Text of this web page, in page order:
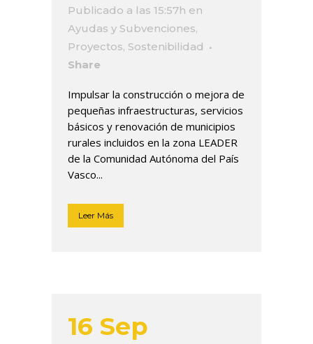
Publicado a las 15:57h en
Ayudas y Subvenciones,
Proyectos, Sostenibilidad
Share
Impulsar la construcción o mejora de
pequeñas infraestructuras, servicios
básicos y renovación de municipios
rurales incluidos en la zona LEADER
de la Comunidad Autónoma del País
Vasco...
Leer Más
16 Sep